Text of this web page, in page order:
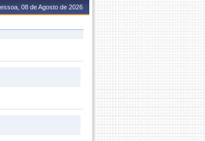
08 de Agosto de 2026